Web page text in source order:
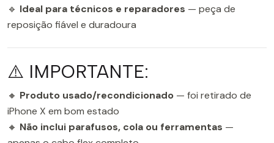
🔹 Ideal para técnicos e reparadores — peça de
reposição fiável e duradoura
⚠️ IMPORTANTE:
🔸 Produto usado/recondicionado — foi retirado de
iPhone X em bom estado
🔸 Não inclui parafusos, cola ou ferramentas —